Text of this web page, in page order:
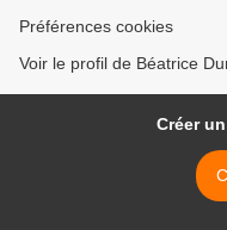
Préférences cookies
Voir le profil de Béatrice
Créer